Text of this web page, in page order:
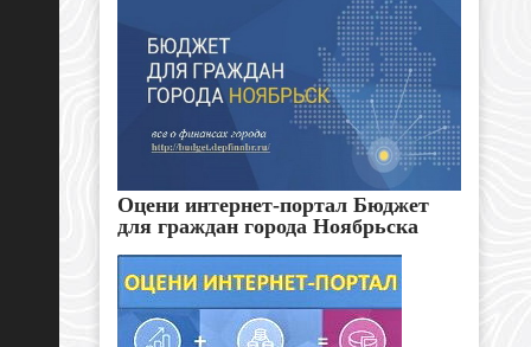
Оцени интернет-портал Бюджет
для граждан города Ноябрьска